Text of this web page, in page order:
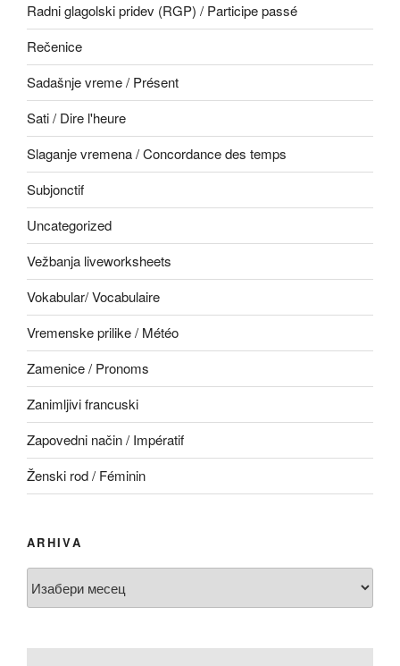
Radni glagolski pridev (RGP) / Participe passé
Rečenice
Sadašnje vreme / Présent
Sati / Dire l'heure
Slaganje vremena / Concordance des temps
Subjonctif
Uncategorized
Vežbanja liveworksheets
Vokabular/ Vocabulaire
Vremenske prilike / Météo
Zamenice / Pronoms
Zanimljivi francuski
Zapovedni način / Impératif
Ženski rod / Féminin
ARHIVA